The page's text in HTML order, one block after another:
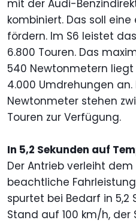
mit der Audi-
kombiniert. Das soll
fördern. Im S6 leistet
6.800 Touren. Das
540 Newtonmetern liegt
4.000 Umdrehungen an.
Newtonmeter stehen
Touren zur Verfügung.
In 5,2 Sekunden auf
Der Antrieb verleiht
beachtliche
spurtet bei Bedarf in 5,2
Stand auf 100 km/h,